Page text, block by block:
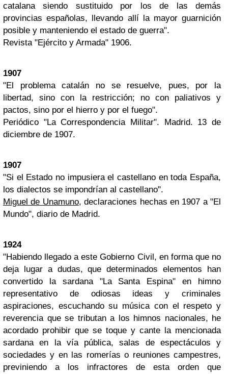
catalana siendo sustituido por los de las demás
provincias españolas, llevando allí la mayor guarnición
posible y manteniendo el estado de guerra".
Revista "Ejército y Armada" 1906.
1907
"El problema catalán no se resuelve, pues, por la
libertad, sino con la restricción; no con paliativos y
pactos, sino por el hierro y por el fuego".
Periódico "La Correspondencia Militar". Madrid. 13 de
diciembre de 1907.
1907
"Si el Estado no impusiera el castellano en toda España,
los dialectos se impondrían al castellano".
Miguel de Unamuno, declaraciones hechas en 1907 a "El
Mundo", diario de Madrid.
1924
"Habiendo llegado a este Gobierno Civil, en forma que no
deja lugar a dudas, que determinados elementos han
convertido la sardana "La Santa Espina" en himno
representativo de odiosas ideas y criminales
aspiraciones, escuchando su música con el respeto y
reverencia que se tributan a los himnos nacionales, he
acordado prohibir que se toque y cante la mencionada
sardana en la vía pública, salas de espectáculos y
sociedades y en las romerías o reuniones campestres,
previniendo a los infractores de esta orden que